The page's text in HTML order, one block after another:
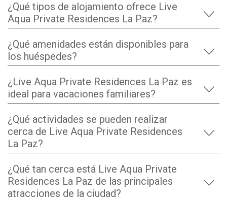
¿Qué tipos de alojamiento ofrece Live
Aqua Private Residences La Paz?
¿Qué amenidades están disponibles para
los huéspedes?
¿Live Aqua Private Residences La Paz es
ideal para vacaciones familiares?
¿Qué actividades se pueden realizar
cerca de Live Aqua Private Residences
La Paz?
¿Qué tan cerca está Live Aqua Private
Residences La Paz de las principales
atracciones de la ciudad?